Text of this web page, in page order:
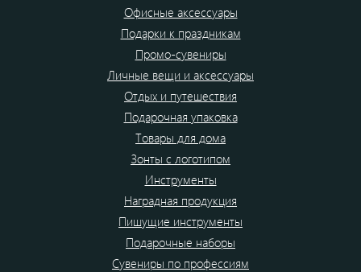
Офисные аксессуары
Подарки к праздникам
Промо-сувениры
Личные вещи и аксессуары
Отдых и путешествия
Подарочная упаковка
Товары для дома
Зонты с логотипом
Инструменты
Наградная продукция
Пишущие инструменты
Подарочные наборы
Сувениры по профессиям